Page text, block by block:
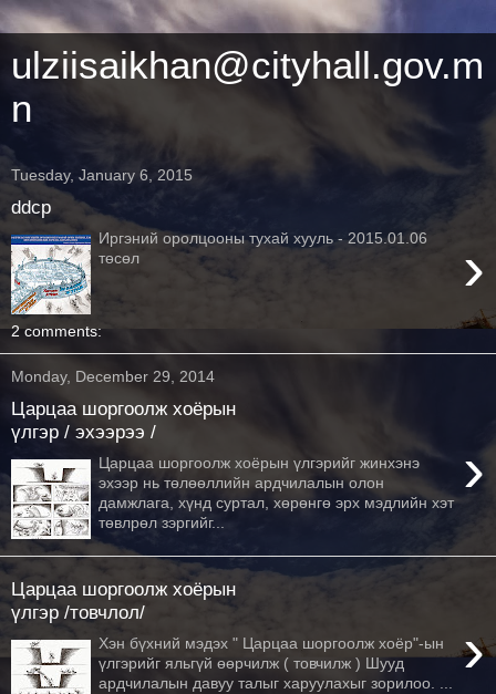
ulziisaikhan@cityhall.gov.m
n
Tuesday, January 6, 2015
ddcp
›
Иргэний оролцооны тухай хууль - 2015.01.06
төсөл
2 comments:
Monday, December 29, 2014
Царцаа шоргоолж хоёрын
үлгэр / эхээрээ /
›
Царцаа шоргоолж хоёрын үлгэрийг жинхэнэ
эхээр нь төлөөллийн ардчилалын олон
дамжлага, хүнд суртал, хөрөнгө эрх мэдлийн хэт
төвлрөл зэргийг...
Царцаа шоргоолж хоёрын
үлгэр /товчлол/
›
Хэн бүхний мэдэх " Царцаа шоргоолж хоёр"-ын
үлгэрийг яльгүй өөрчилж ( товчилж ) Шууд
ардчилалын давуу талыг харуулахыг зорилоо. ...